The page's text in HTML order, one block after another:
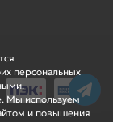
персональных
Мы используем
и повышения